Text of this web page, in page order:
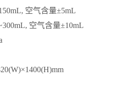
空气含量±5mL
空气含量±10mL